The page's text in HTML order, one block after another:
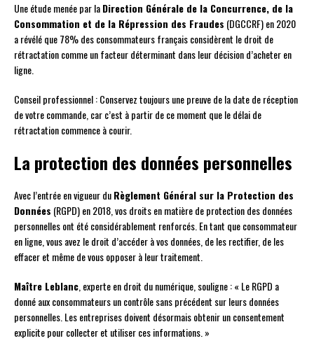
Une étude menée par laDirection Générale de la Concurrence, de la
Consommation et de la Répression des Fraudes (DGCCRF) en 2020
a révélé que 78% des consommateurs français considèrent le droit de
rétractation comme un facteur déterminant dans leur décision d’acheter en
ligne.
Conseil professionnel : Conservez toujours une preuve de la date de réception
de votre commande, car c’est à partir de ce moment que le délai de
rétractation commence à courir.
La protection des données personnelles
Avec l’entrée en vigueur duRèglement Général sur la Protection des
Données (RGPD) en 2018, vos droits en matière de protection des données
personnelles ont été considérablement renforcés. En tant que consommateur
en ligne, vous avez le droit d’accéder à vos données, de les rectifier, de les
effacer et même de vous opposer à leur traitement.
Maître Leblanc , experte en droit du numérique, souligne : « Le RGPD a
donné aux consommateurs un contrôle sans précédent sur leurs données
personnelles. Les entreprises doivent désormais obtenir un consentement
explicite pour collecter et utiliser ces informations. »